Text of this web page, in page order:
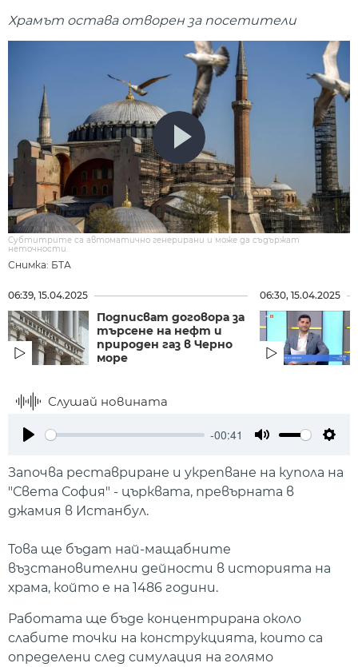
Храмът остава отворен за посетители
Снимка: БТА
Субтитрите са автоматично генерирани и може да съдържат
неточности.
06:39, 15.04.2025
Подписват договора за
търсене на нефт и
природен газ в Черно
море
06:30, 15.04.2025
Слушай новината
-00:41
Започва реставриране и укрепване на купола на
"Света София" - църквата, превърната в
джамия в Истанбул.
Това ще бъдат най-мащабните
възстановителни дейности в историята на
храма, който е на 1486 години.
Работата ще бъде концентрирана около
слабите точки на конструкцията, които са
определени след симулация на голямо